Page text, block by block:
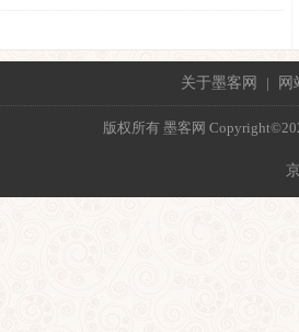
关于墨客网 | 网
版权所有 墨客网